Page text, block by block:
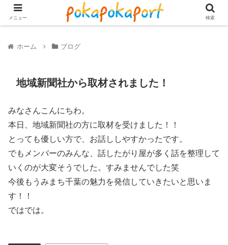
ホーム ブログ
地域新聞社から取材されました！
みなさんこんにちわ。
本日、地域新聞社の方に取材を受けました！！
とっても優しい方で、お話ししやすかったです。
でもメンバーのみんな、話したがり屋が多く話を整理して
いくのが大変そうでした。すみませんでした笑
今後もうみまち千葉の魅力を発信していきたいと思いま
す！！
ではでは。
メニュー 検索